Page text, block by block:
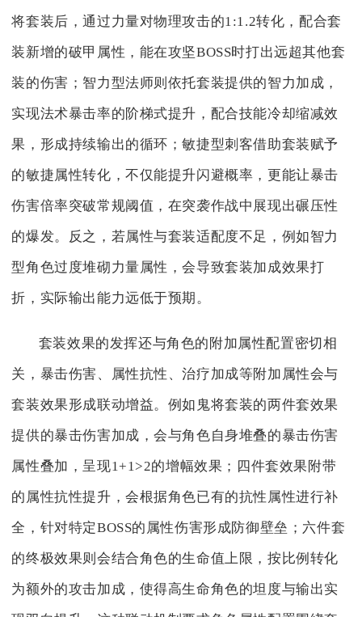
将套装后，通过力量对物理攻击的1:1.2转化，配合套
装新增的破甲属性，能在攻坚BOSS时打出远超其他套
装的伤害；智力型法师则依托套装提供的智力加成，
实现法术暴击率的阶梯式提升，配合技能冷却缩减效
果，形成持续输出的循环；敏捷型刺客借助套装赋予
的敏捷属性转化，不仅能提升闪避概率，更能让暴击
伤害倍率突破常规阈值，在突袭作战中展现出碾压性
的爆发。反之，若属性与套装适配度不足，例如智力
型角色过度堆砌力量属性，会导致套装加成效果打
折，实际输出能力远低于预期。
套装效果的发挥还与角色的附加属性配置密切相
关，暴击伤害、属性抗性、治疗加成等附加属性会与
套装效果形成联动增益。例如鬼将套装的两件套效果
提供的暴击伤害加成，会与角色自身堆叠的暴击伤害
属性叠加，呈现1+1>2的增幅效果；四件套效果附带
的属性抗性提升，会根据角色已有的抗性属性进行补
全，针对特定BOSS的属性伤害形成防御壁垒；六件套
的终极效果则会结合角色的生命值上限，按比例转化
为额外的攻击加成，使得高生命角色的坦度与输出实